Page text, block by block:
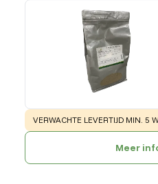
WARNING:
VERWACHTE LEVERTIJD MIN. 5
Meer